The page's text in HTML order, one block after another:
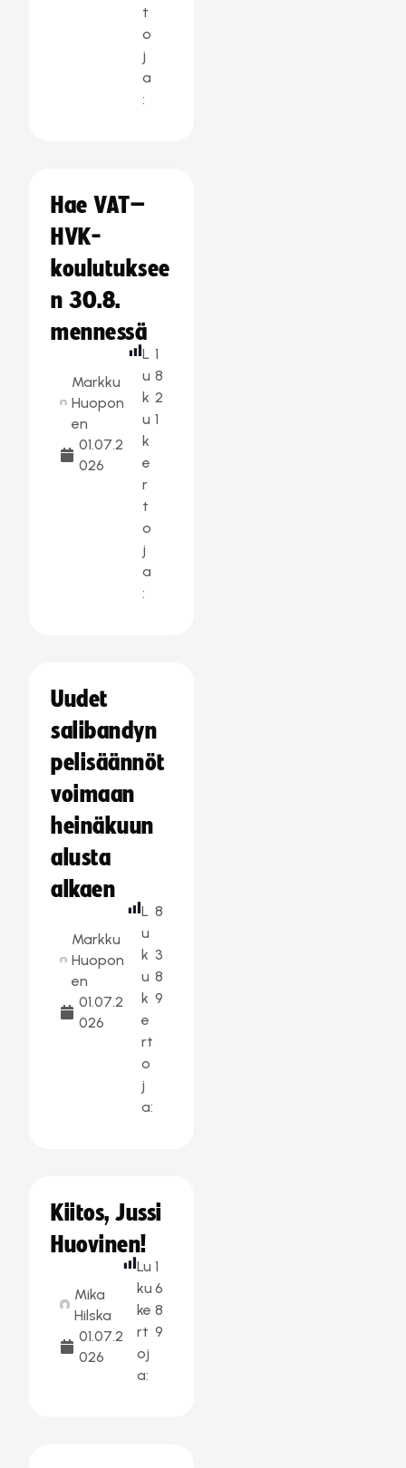
t
o
j
a
:
Hae VAT–
HVK-
koulutuksee
n 30.8.
mennessä
Markku
Huopon
en
01.07.2
026
L
u
k
u
k
e
r
t
o
j
a
:
1
8
2
1
Uudet
salibandyn
pelisäännöt
voimaan
heinäkuun
alusta
alkaen
Markku
Huopon
en
01.07.2
026
L
u
k
u
k
e
rt
o
j
a:
8
3
8
9
Kiitos, Jussi
Huovinen!
Mika
Hilska
01.07.2
026
Lu
ku
ke
rt
oj
a:
1
6
8
9